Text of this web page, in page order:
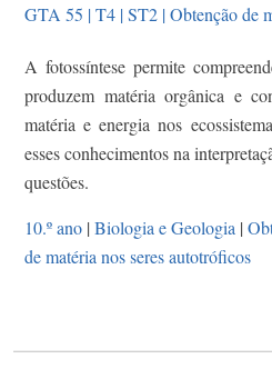
GTA 55 | T4 | ST2 | Obtenção de
A fotossíntese permite
produzem matéria orgânica e
matéria e energia nos
esses conhecimentos na
questões.
10.º ano |Biologia e Geologia |
de matéria nos seres autotróficos